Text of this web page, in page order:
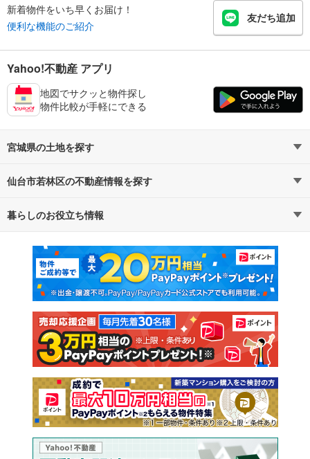
新着物件をいち早くお届け！
便利な機能のご紹介
友だち追加
Yahoo!不動産 アプリ
地図でサクッと物件探し
物件比較が手軽にできる
宮城県の土地を探す
路線・駅から探す
通勤・通学時間から探す
仙台市若林区の不動産情報を探す
不動産・住宅
新築マンション 中古マンション
新築一戸建て 中古一戸建て
注文住宅 土地
売却査定
暮らしのお役立ち情報
マンションカタログ 教えて！住まいの先生